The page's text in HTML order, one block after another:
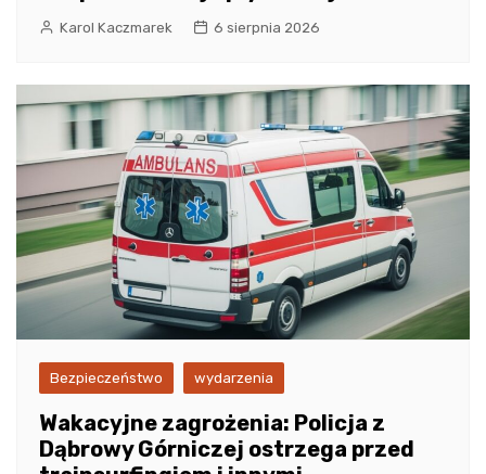
Karol Kaczmarek 6 sierpnia 2026
Bezpieczeństwo wydarzenia
Wakacyjne zagrożenia: Policja z
Dąbrowy Górniczej ostrzega przed